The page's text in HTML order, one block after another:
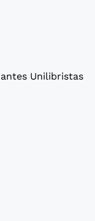
Unilibristas